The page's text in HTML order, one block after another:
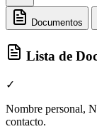
Documentos
Lista de
✓
Nombre personal,
contacto.